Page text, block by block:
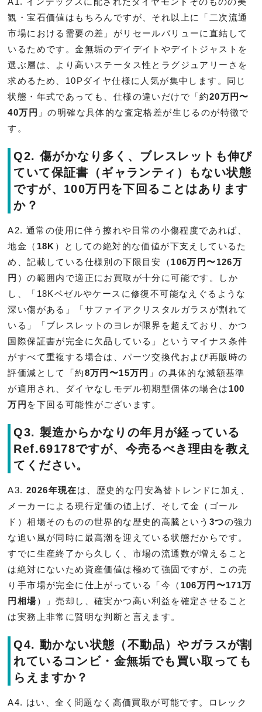
観・宝石価値はもちろんですが、それ以上に「二次流通
市場における需要の差」がリセールバリューに直結して
いるためです。金無垢のデイデイトやデイトジャストを
選ぶ層は、より高いステータス性とラグジュアリーさを
求めるため、10Pダイヤ仕様に人気が集中します。同じ
状態・年式であっても、仕様の違いだけで「約20万円〜
40万円 」の明確な具体的な査定格差が生じるのが特徴で
す。
Q2. 傷がかなり多く、ブレスレットも伸び
ていて保証書（ギャランティ）もない状態
ですが、100万円を下回ることはあります
か？
A2. 通常の使用に伴う擦れや日常の小傷程度であれば、
地金（ 18K ）としての絶対的な価値が下支えしているた
め、記載している仕様別の下限目安（ 106万円〜126万
円 ）の範囲内で適正にお買取が十分に可能です。しか
し、「18Kベゼルやケースに修復不可能なえぐるような
深い傷がある」「サファイアクリスタルガラスが割れて
いる」「ブレスレットのヨレが限界を超えており、かつ
国際保証書が完全に欠品している」というマイナス条件
がすべて重複する場合は、パーツ交換代および再販時の
評価減として「約8万円〜15万円 」の具体的な減額基準
が適用され、ダイヤなしモデル初期型個体の場合は 100
万円 を下回る可能性がございます。
Q3. 製造からかなりの年月が経っている
Ref.69178ですが、今売るべき理由を教え
てください。
A3.2026年現在は、歴史的な円安為替トレンドに加え、
メーカーによる現行定価の値上げ、そして金（ゴール
ド）相場そのものの世界的な歴史的高騰という 3つの強力
な追い風が同時に最高潮を迎えている状態だからです。
すでに生産終了から久しく、市場の流通数が増えること
は絶対にないため資産価値は極めて強固ですが、この売
り手市場が完全に仕上がっている「今（ 106万円〜171万
円相場）」売却し、確実かつ高い利益を確定させること
は実務上非常に賢明な判断と言えます。
Q4. 動かない状態（不動品）やガラスが割
れているコンビ・金無垢でも買い取っても
らえますか？
A4. はい、全く問題なく高価買取が可能です。ロレック